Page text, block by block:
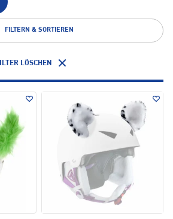
FILTERN & SORTIEREN
LÖSCHEN